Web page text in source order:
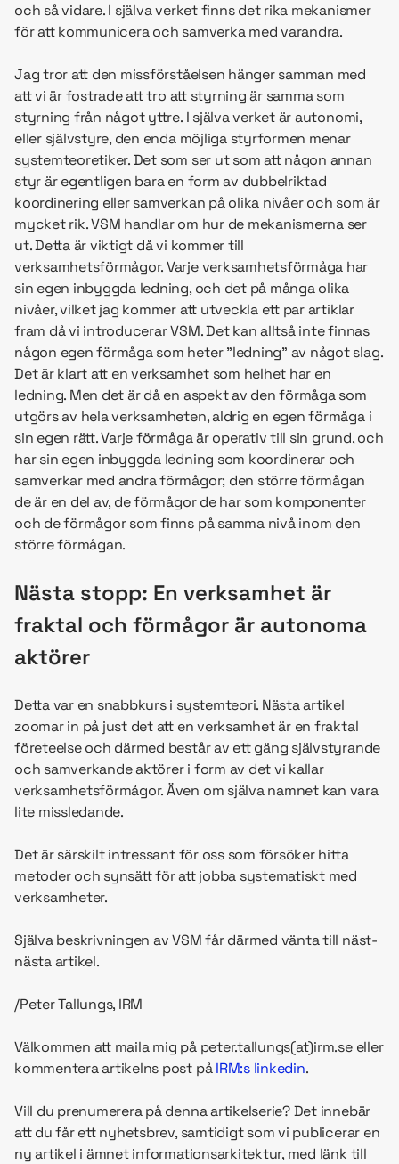
och så vidare. I själva verket finns det rika mekanismer
för att kommunicera och samverka med varandra.
Jag tror att den missförståelsen hänger samman med
att vi är fostrade att tro att styrning är samma som
styrning från något yttre. I själva verket är autonomi,
eller självstyre, den enda möjliga styrformen menar
systemteoretiker. Det som ser ut som att någon annan
styr är egentligen bara en form av dubbelriktad
koordinering eller samverkan på olika nivåer och som är
mycket rik. VSM handlar om hur de mekanismerna ser
ut. Detta är viktigt då vi kommer till
verksamhetsförmågor. Varje verksamhetsförmåga har
sin egen inbyggda ledning, och det på många olika
nivåer, vilket jag kommer att utveckla ett par artiklar
fram då vi introducerar VSM. Det kan alltså inte finnas
någon egen förmåga som heter ”ledning” av något slag.
Det är klart att en verksamhet som helhet har en
ledning. Men det är då en aspekt av den förmåga som
utgörs av hela verksamheten, aldrig en egen förmåga i
sin egen rätt. Varje förmåga är operativ till sin grund, och
har sin egen inbyggda ledning som koordinerar och
samverkar med andra förmågor; den större förmågan
de är en del av, de förmågor de har som komponenter
och de förmågor som finns på samma nivå inom den
större förmågan.
Nästa stopp: En verksamhet är
fraktal och förmågor är autonoma
aktörer
Detta var en snabbkurs i systemteori. Nästa artikel
zoomar in på just det att en verksamhet är en fraktal
företeelse och därmed består av ett gäng självstyrande
och samverkande aktörer i form av det vi kallar
verksamhetsförmågor. Även om själva namnet kan vara
lite missledande.
Det är särskilt intressant för oss som försöker hitta
metoder och synsätt för att jobba systematiskt med
verksamheter.
Själva beskrivningen av VSM får därmed vänta till näst-
nästa artikel.
/Peter Tallungs, IRM
Välkommen att maila mig på peter.tallungs(at)irm.se eller
kommentera artikelns post påIRM:s linkedin.
Vill du prenumerera på denna artikelserie? Det innebär
att du får ett nyhetsbrev, samtidigt som vi publicerar en
ny artikel i ämnet informationsarkitektur, med länk till